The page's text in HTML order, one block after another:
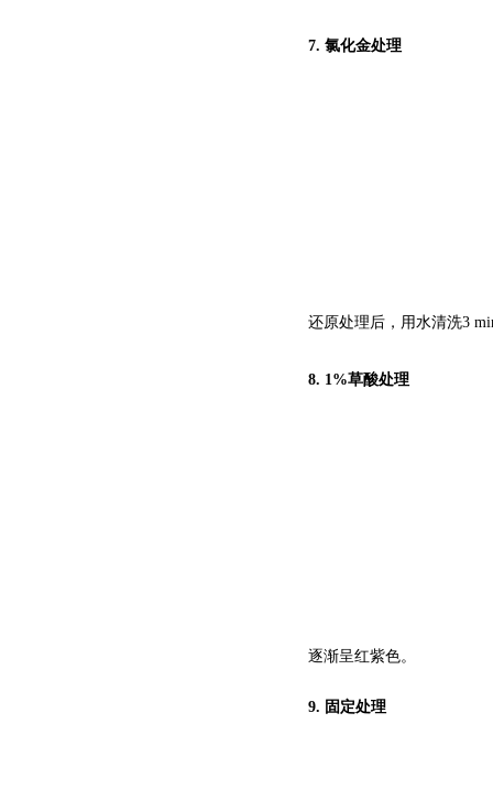
7. 氯化金处理
还原处理后，用水清洗3
8. 1%草酸处理
逐渐呈红紫色。
9. 固定处理